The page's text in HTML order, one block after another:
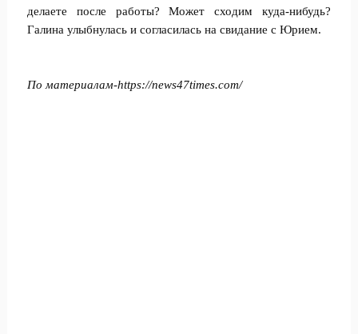
делаете после работы? Может сходим куда-нибудь?
Галина улыбнулась и согласилась на свидание с Юрием.
По материалам-https://news47times.com/